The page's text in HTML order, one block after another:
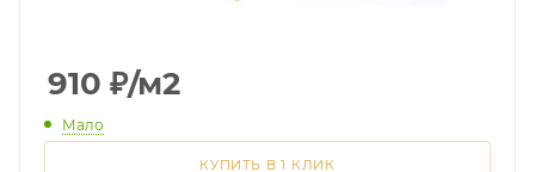
910 ₽/м2
Мало
КУПИТЬ В 1 КЛИК